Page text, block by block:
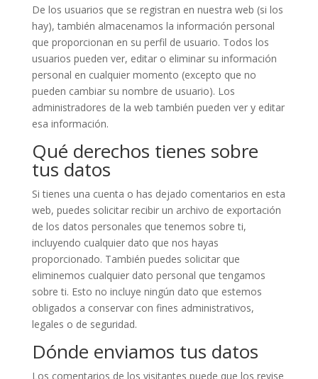
De los usuarios que se registran en nuestra web (si los
hay), también almacenamos la información personal
que proporcionan en su perfil de usuario. Todos los
usuarios pueden ver, editar o eliminar su información
personal en cualquier momento (excepto que no
pueden cambiar su nombre de usuario). Los
administradores de la web también pueden ver y editar
esa información.
Qué derechos tienes sobre
tus datos
Si tienes una cuenta o has dejado comentarios en esta
web, puedes solicitar recibir un archivo de exportación
de los datos personales que tenemos sobre ti,
incluyendo cualquier dato que nos hayas
proporcionado. También puedes solicitar que
eliminemos cualquier dato personal que tengamos
sobre ti. Esto no incluye ningún dato que estemos
obligados a conservar con fines administrativos,
legales o de seguridad.
Dónde enviamos tus datos
Los comentarios de los visitantes puede que los revise